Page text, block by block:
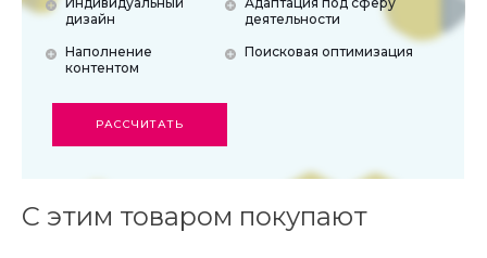
дизайн
Наполнение
контентом
деятельности
Поисковая оптимизация
РАССЧИТАТЬ
С этим товаром покупают